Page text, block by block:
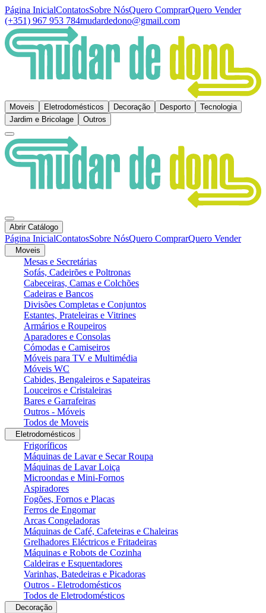
Página InicialContatosSobre NósQuero ComprarQuero Vender
(+351) 967 953 784mudardedono@gmail.com
Moveis Eletrodomésticos Decoração Desporto
Tecnologia
Jardim e Bricolage
Outros
Abrir Catálogo
Página InicialContatosSobre NósQuero ComprarQuero Vender
Moveis
Mesas e Secretárias
Sofás, Cadeirões e Poltronas
Cabeceiras, Camas e Colchões
Cadeiras e Bancos
Divisões Completas e Conjuntos
Estantes, Prateleiras e Vitrines
Armários e Roupeiros
Aparadores e Consolas
Cómodas e Camiseiros
Móveis para TV e Multimédia
Móveis WC
Cabides, Bengaleiros e Sapateiras
Louceiros e Cristaleiras
Bares e Garrafeiras
Outros - Móveis
Todos de Moveis
Eletrodomésticos
Frigoríficos
Máquinas de Lavar e Secar Roupa
Máquinas de Lavar Loiça
Microondas e Mini-Fornos
Aspiradores
Fogões, Fornos e Placas
Ferros de Engomar
Arcas Congeladoras
Máquinas de Café, Cafeteiras e Chaleiras
Grelhadores Eléctricos e Fritadeiras
Máquinas e Robots de Cozinha
Caldeiras e Esquentadores
Varinhas, Batedeiras e Picadoras
Outros - Eletrodomésticos
Todos de Eletrodomésticos
Decoração